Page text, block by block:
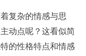
复杂的情感与思
动点呢？这看似简
的性格特点和情感